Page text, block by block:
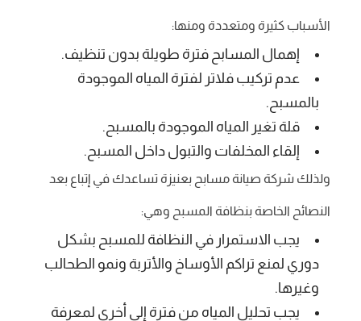
الأسباب كثيرة ومتعددة ومنها:
إهمال المسابح فترة طويلة بدون تنظيف.
عدم تركيب فلاتر لفترة المياه الموجودة
بالمسبح.
قلة تغير المياه الموجودة بالمسبح.
إلقاء المخلفات والتبول داخل المسبح.
ولذلك شركة صيانة مسابح بعنيزة تساعدك في إتباع بعد
النصائح الخاصة بنظافة المسبح وهي:
يجب الاستمرار في النظافة للمسبح بشكل
دوري لمنع تراكم الأوساخ والأتربة ونمو الطحالب
وغيرها.
يجب تحليل المياه من فترة إلى أخرى لمعرفة